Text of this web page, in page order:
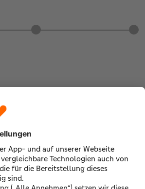
- Was kann ich mir
um den Anderen
sein! Mit nur wenigen Angaben
bis zu welcher
Finanzierung begleiten würden,
oder Makler vorzuzeigen.